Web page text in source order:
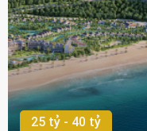
25 tỷ - 40 tỷ